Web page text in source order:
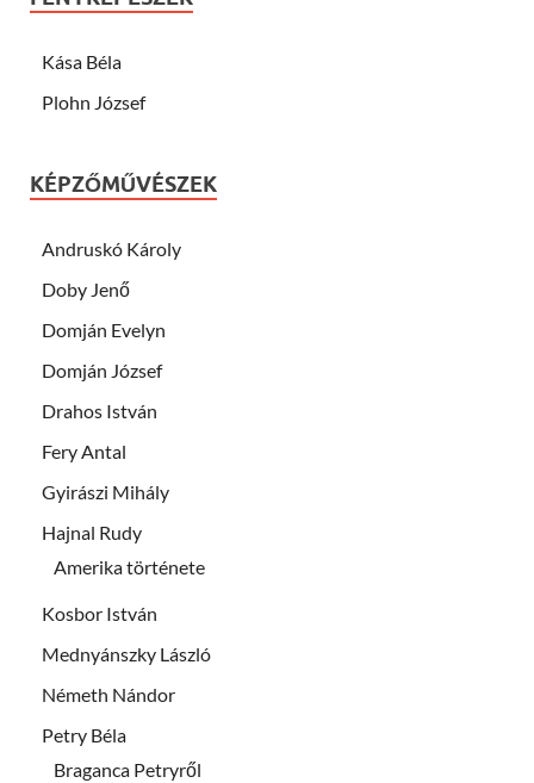
Kása Béla
Plohn József
KÉPZŐMŰVÉSZEK
Andruskó Károly
Doby Jenő
Domján Evelyn
Domján József
Drahos István
Fery Antal
Gyirászi Mihály
Hajnal Rudy
Amerika története
Kosbor István
Mednyánszky László
Németh Nándor
Petry Béla
Braganca Petryről